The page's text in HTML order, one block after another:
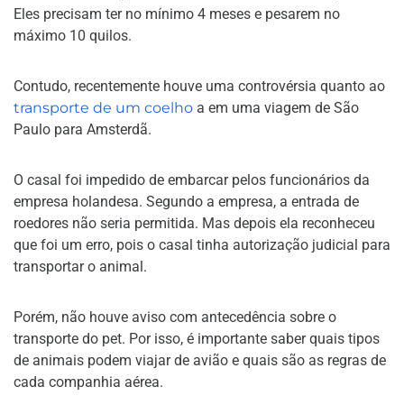
Eles precisam ter no mínimo 4 meses e pesarem no
máximo 10 quilos.
Contudo, recentemente houve uma controvérsia quanto ao
transporte de um coelho a em uma viagem de São
Paulo para Amsterdã.
O casal foi impedido de embarcar pelos funcionários da
empresa holandesa. Segundo a empresa, a entrada de
roedores não seria permitida. Mas depois ela reconheceu
que foi um erro, pois o casal tinha autorização judicial para
transportar o animal.
Porém, não houve aviso com antecedência sobre o
transporte do pet. Por isso, é importante saber quais tipos
de animais podem viajar de avião e quais são as regras de
cada companhia aérea.